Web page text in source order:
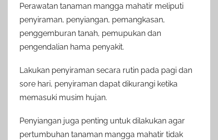
Perawatan tanaman mangga mahatir meliputi
penyiraman, penyiangan, pemangkasan,
penggemburan tanah, pemupukan dan
pengendalian hama penyakit.
Lakukan penyiraman secara rutin pada pagi dan
sore hari, penyiraman dapat dikurangi ketika
memasuki musim hujan.
Penyiangan juga penting untuk dilakukan agar
pertumbuhan tanaman mangga mahatir tidak